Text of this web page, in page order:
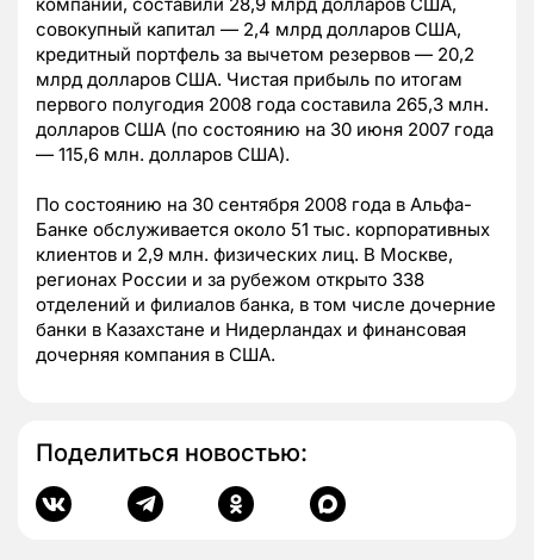
компании, составили 28,9 млрд долларов США,
совокупный капитал — 2,4 млрд долларов США,
кредитный портфель за вычетом резервов — 20,2
млрд долларов США. Чистая прибыль по итогам
первого полугодия 2008 года составила 265,3 млн.
долларов США (по состоянию на 30 июня 2007 года
— 115,6 млн. долларов США).
По состоянию на 30 сентября 2008 года в Альфа-
Банке обслуживается около 51 тыс. корпоративных
клиентов и 2,9 млн. физических лиц. В Москве,
регионах России и за рубежом открыто 338
отделений и филиалов банка, в том числе дочерние
банки в Казахстане и Нидерландах и финансовая
дочерняя компания в США.
Поделиться новостью: